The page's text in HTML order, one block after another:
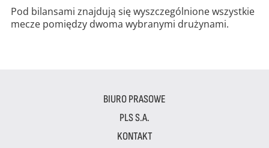
Pod bilansami znajdują się wyszczególnione wszystkie
mecze pomiędzy dwoma wybranymi drużynami.
BIURO PRASOWE
PLS S.A.
KONTAKT